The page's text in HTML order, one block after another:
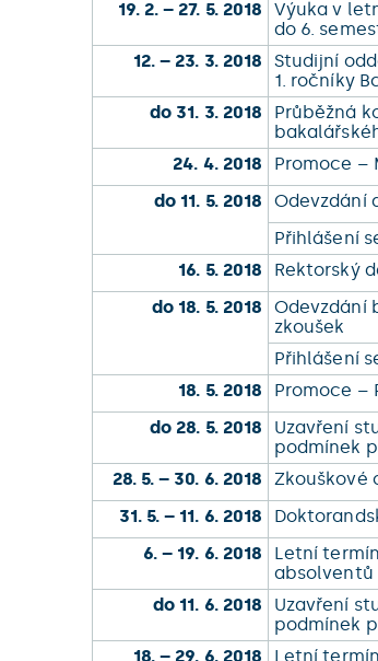
19. 2. – 27. 5. 2018
Výuka v
do 6.
12. – 23. 3. 2018
Studijní
1. ročníky
do 31. 3. 2018
Průběžná
24. 4. 2018
Promoce –
do 11. 5. 2018
Odevzdání
Přihlášení
16. 5. 2018
Rektorský
do 18. 5. 2018
Odevzdání
zkoušek
Přihlášení
18. 5. 2018
Promoce –
do 28. 5. 2018
Uzavření
podmínek
28. 5. – 30. 6. 2018
Zkouškové
31. 5. – 11. 6. 2018
6. – 19. 6. 2018
Letní
absolventů
do 11. 6. 2018
Uzavření
podmínek
18. – 29. 6. 2018
Letní